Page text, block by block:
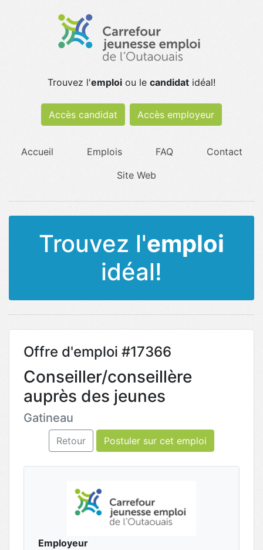
Trouvez l'emploi ou le candidat idéal!
Accès candidat Accès employeur
Accueil Emplois FAQ
Contact
Site Web
Trouvez l'emploi
idéal!
Offre d'emploi #17366
Conseiller/conseillère
auprès des jeunes
Gatineau
Retour Postuler sur cet emploi
Employeur